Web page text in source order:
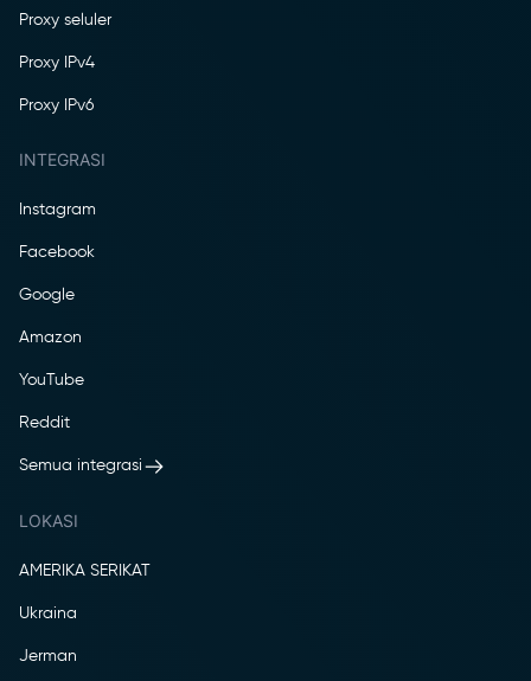
Proxy seluler
Proxy IPv4
Proxy IPv6
INTEGRASI
Instagram
Facebook
Google
Amazon
YouTube
Reddit
Semua integrasi
LOKASI
AMERIKA SERIKAT
Ukraina
Jerman